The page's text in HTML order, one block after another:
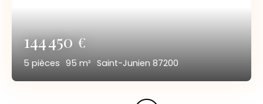
144 450€
5 pièces 95 m² Saint-Junien 87200